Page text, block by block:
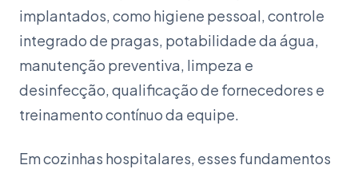
implantados, como higiene pessoal, controle
integrado de pragas, potabilidade da água,
manutenção preventiva, limpeza e
desinfecção, qualificação de fornecedores e
treinamento contínuo da equipe.
Em cozinhas hospitalares, esses fundamentos